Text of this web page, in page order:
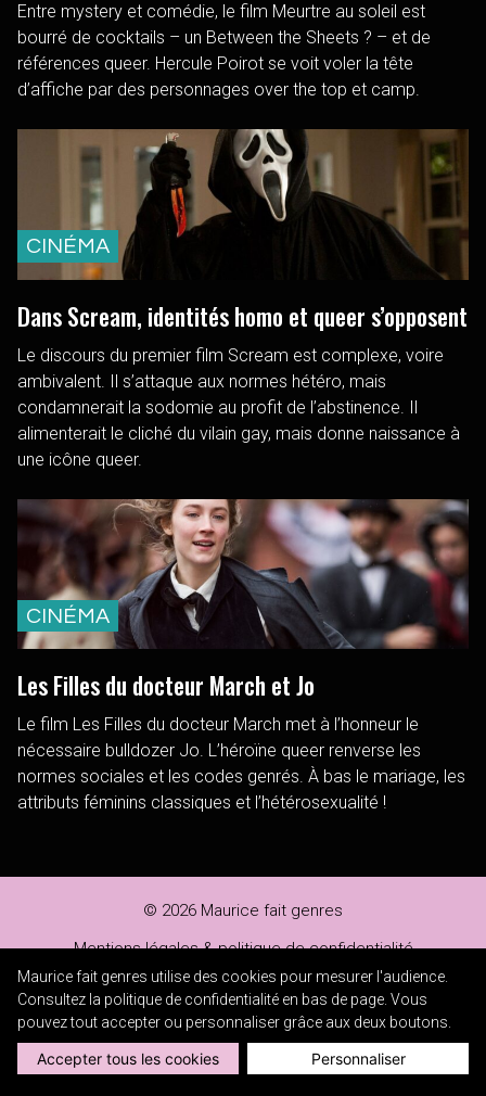
Entre mystery et comédie, le film Meurtre au soleil est
bourré de cocktails – un Between the Sheets ? – et de
références queer. Hercule Poirot se voit voler la tête
d’affiche par des personnages over the top et camp.
CINÉMA
Dans Scream, identités homo et queer s’opposent
Le discours du premier film Scream est complexe, voire
ambivalent. Il s’attaque aux normes hétéro, mais
condamnerait la sodomie au profit de l’abstinence. Il
alimenterait le cliché du vilain gay, mais donne naissance à
une icône queer.
CINÉMA
Les Filles du docteur March et Jo
Le film Les Filles du docteur March met à l’honneur le
nécessaire bulldozer Jo. L’héroïne queer renverse les
normes sociales et les codes genrés. À bas le mariage, les
attributs féminins classiques et l’hétérosexualité !
© 2026 Maurice fait genres
Mentions légales & politique de confidentialité
Apparence :
Dark
Maurice fait genres utilise des cookies pour mesurer l'audience.
Consultez la politique de confidentialité en bas de page. Vous
pouvez tout accepter ou personnaliser grâce aux deux boutons.
Accepter tous les cookies Personnaliser